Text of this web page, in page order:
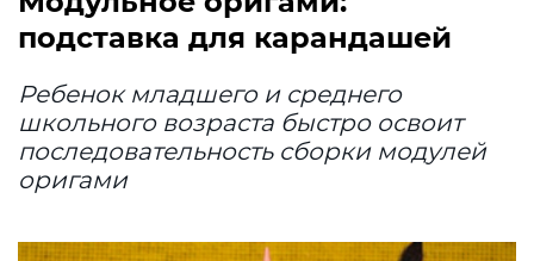
подставка для карандашей
Ребенок младшего и среднего
школьного возраста быстро освоит
последовательность сборки модулей
оригами